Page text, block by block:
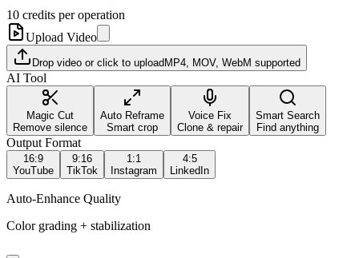
10 credits per operation
Upload Video
Drop video or click to upload MP4, MOV, WebM supported
AI Tool
Magic Cut
Remove silence
Auto Reframe
Smart crop
Voice Fix
Clone & repair
Smart Search
Find anything
Output Format
16:9
YouTube
9:16
TikTok
1:1
Instagram
4:5
LinkedIn
Auto-Enhance Quality
Color grading + stabilization